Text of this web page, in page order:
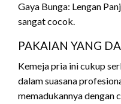
Gaya Bunga: Lengan
sangat cocok.
PAKAIAN YANG
Kemeja pria ini cukup
dalam suasana
memadukannya dengan